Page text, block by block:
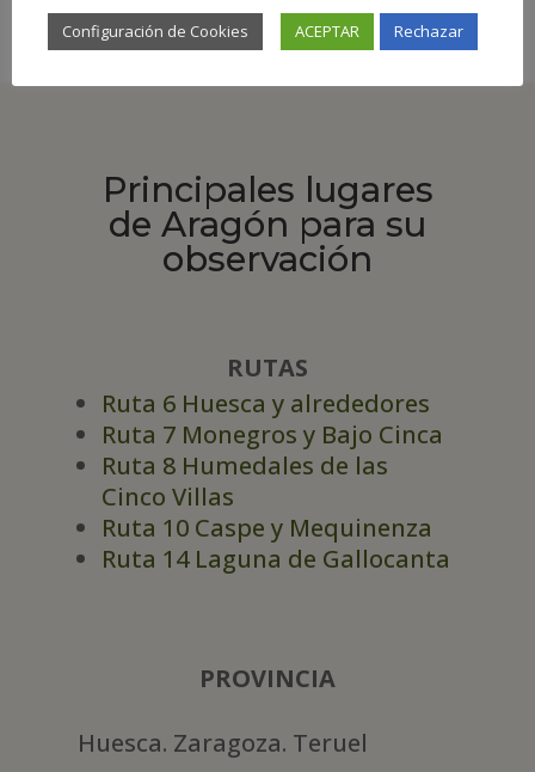
Principales lugares
de Aragón para su
observación
RUTAS
Ruta 6 Huesca y alrededores
Ruta 7 Monegros y Bajo Cinca
Ruta 8 Humedales de las
Cinco Villas
Ruta 10 Caspe y Mequinenza
Ruta 14 Laguna de Gallocanta
PROVINCIA
Huesca. Zaragoza. Teruel
Configuración de Cookies ACEPTAR Rechazar